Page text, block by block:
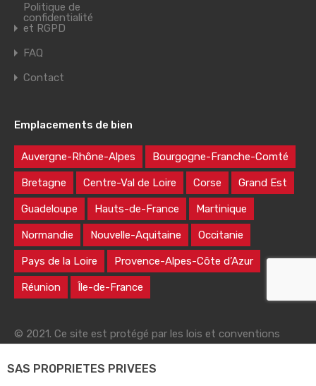
Politique de
confidentialité
et RGPD
FAQ
Contact
Emplacements de bien
Auvergne-Rhône-Alpes Bourgogne-Franche-Comté
Bretagne Centre-Val de Loire Corse Grand Est
Guadeloupe Hauts-de-France Martinique
Normandie Nouvelle-Aquitaine Occitanie
Pays de la Loire Provence-Alpes-Côte d’Azur
Réunion Île-de-France
© 2021. Ce site est protégé par les lois et conventions
SAS PROPRIETES PRIVEES